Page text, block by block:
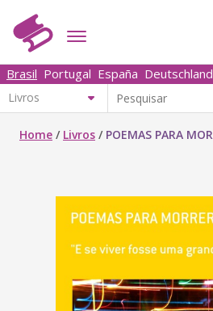
Brasil Portugal España Deutschland
Home / Livros / POEMAS PARA